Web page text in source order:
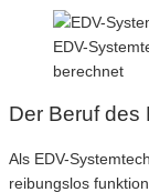
EDV-
berechnet
Der Beruf des
Als EDV-
reibungslos